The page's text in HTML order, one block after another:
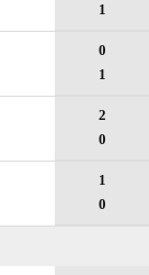
1
0
1
2
0
1
0